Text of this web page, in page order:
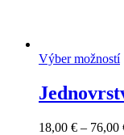
Výber možností
18,00 € – 76,00